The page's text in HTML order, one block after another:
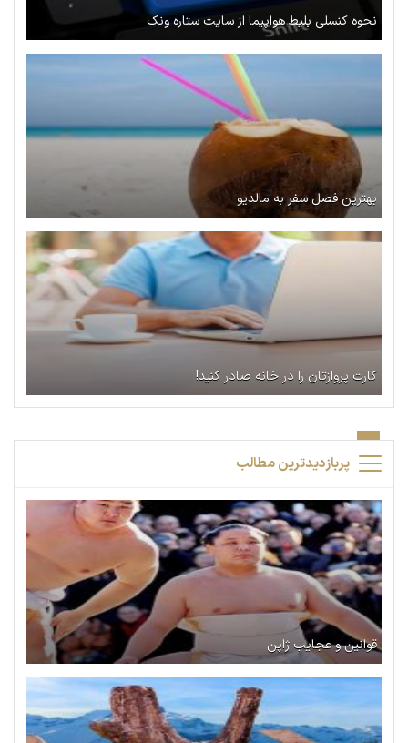
نحوه کنسلی بلیط هواپیما از سایت ستاره ونک
بهترین فصل سفر به مالدیو
کارت پروازتان را در خانه صادر کنید!
پربازدیدترین مطالب
قوانین و عجایب ژاپن